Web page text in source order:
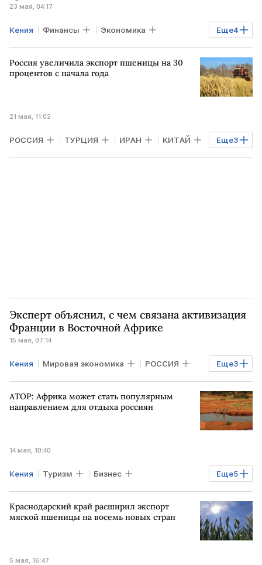
23 мая, 04:17
Еще4
Кения Финансы Экономика
Мировая экономика ИРАН ИРАК
Всемирный банк
Россия увеличила экспорт пшеницы на 30
процентов с начала года
21 мая, 11:02
Еще3
РОССИЯ ТУРЦИЯ ИРАН КИТАЙ
Агроэкспорт пшеница
Эксперт объяснил, с чем связана активизация
Франции в Восточной Африке
15 мая, 07:14
Еще3
Кения Мировая экономика РОССИЯ
ФРАНЦИЯ АЛЖИР НАТО
АТОР: Африка может стать популярным
направлением для отдыха россиян
14 мая, 10:40
Еще5
Кения Туризм Бизнес
БЛИЖНИЙ ВОСТОК АФРИКА АТОР
ООН РОССИЯ
Краснодарский край расширил экспорт
мягкой пшеницы на восемь новых стран
5 мая, 16:47